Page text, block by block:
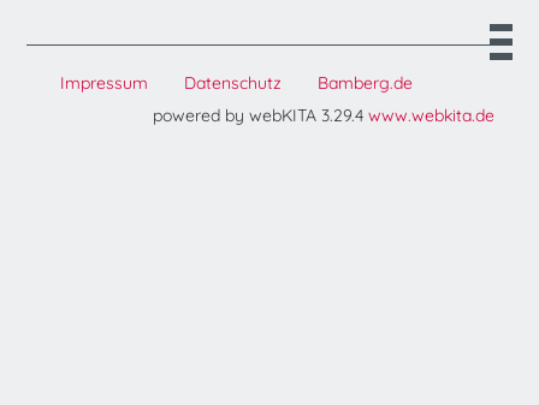
Impressum Datenschutz
Bamberg.de
powered by webKITA 3.29.4 www.webkita.de